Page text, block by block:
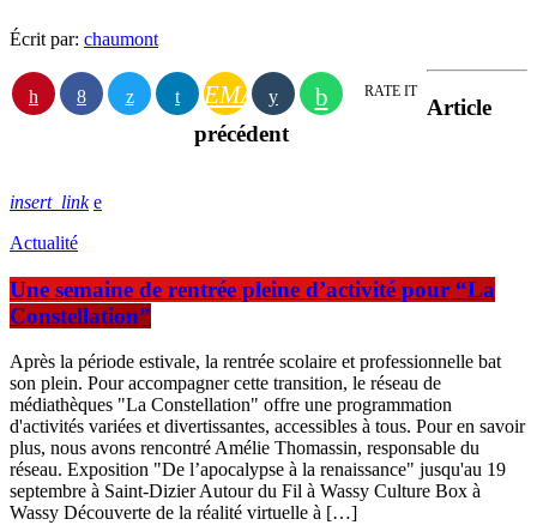
Écrit par: chaumont
EMAIL RATE IT
Article
précédent
insert_link
Actualité
Une semaine de rentrée pleine d’activité pour “La
Constellation”
Après la période estivale, la rentrée scolaire et professionnelle bat
son plein. Pour accompagner cette transition, le réseau de
médiathèques "La Constellation" offre une programmation
d'activités variées et divertissantes, accessibles à tous. Pour en savoir
plus, nous avons rencontré Amélie Thomassin, responsable du
réseau. Exposition "De l’apocalypse à la renaissance" jusqu'au 19
septembre à Saint-Dizier Autour du Fil à Wassy Culture Box à
Wassy Découverte de la réalité virtuelle à […]